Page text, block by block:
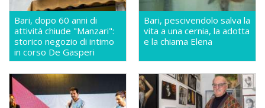
Bari, dopo 60 anni di
attività chiude "Manzari":
storico negozio di intimo
in corso De Gasperi
Bari, pescivendolo salva la
vita a una cernia, la adotta
e la chiama Elena